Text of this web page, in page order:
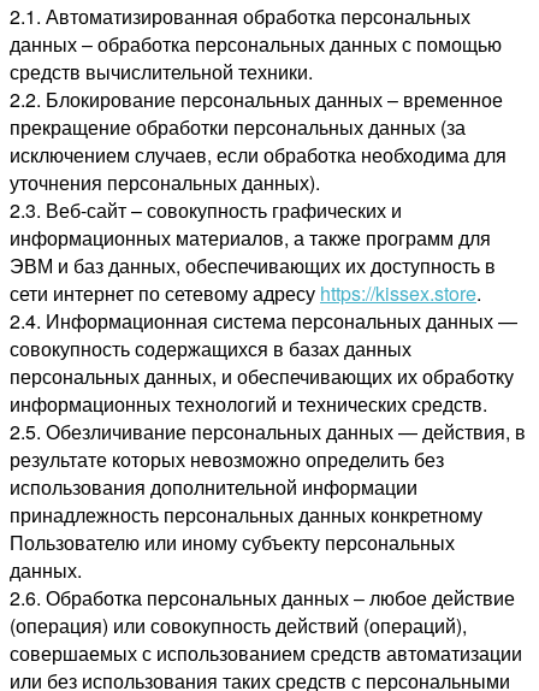
2.1. Автоматизированная обработка персональных
данных – обработка персональных данных с помощью
средств вычислительной техники.
2.2. Блокирование персональных данных – временное
прекращение обработки персональных данных (за
исключением случаев, если обработка необходима для
уточнения персональных данных).
2.3. Веб-сайт – совокупность графических и
информационных материалов, а также программ для
ЭВМ и баз данных, обеспечивающих их доступность в
сети интернет по сетевому адресу https://kissex.store.
2.4. Информационная система персональных данных —
совокупность содержащихся в базах данных
персональных данных, и обеспечивающих их обработку
информационных технологий и технических средств.
2.5. Обезличивание персональных данных — действия, в
результате которых невозможно определить без
использования дополнительной информации
принадлежность персональных данных конкретному
Пользователю или иному субъекту персональных
данных.
2.6. Обработка персональных данных – любое действие
(операция) или совокупность действий (операций),
совершаемых с использованием средств автоматизации
или без использования таких средств с персональными